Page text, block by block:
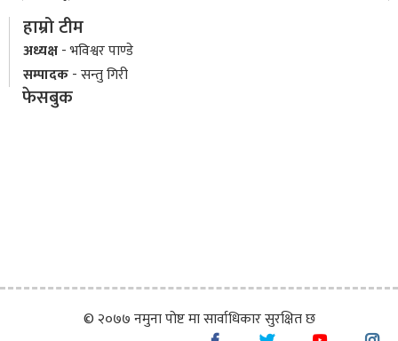
हाम्रो टीम
अध्यक्ष- भविश्वर पाण्डे
सम्पादक- सन्तु गिरी
फेसबुक
© २०७७ नमुना पोष्ट मा सार्वाधिकार सुरक्षित छ